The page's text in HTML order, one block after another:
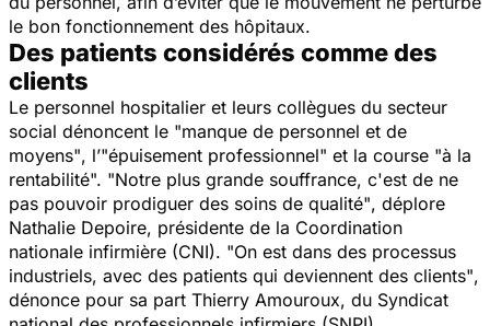
le bon fonctionnement des hôpitaux.
Des patients considérés comme des
clients
Le personnel hospitalier et leurs collègues du secteur
social dénoncent le "manque de personnel et de
moyens", l’"épuisement professionnel" et la course "à la
rentabilité". "Notre plus grande souffrance, c'est de ne
pas pouvoir prodiguer des soins de qualité", déplore
Nathalie Depoire, présidente de la Coordination
nationale infirmière (CNI). "On est dans des processus
industriels, avec des patients qui deviennent des clients",
dénonce pour sa part Thierry Amouroux, du Syndicat